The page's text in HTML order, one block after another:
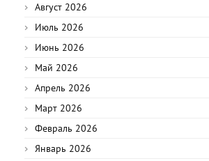
Август 2026
Июль 2026
Июнь 2026
Май 2026
Апрель 2026
Март 2026
Февраль 2026
Январь 2026